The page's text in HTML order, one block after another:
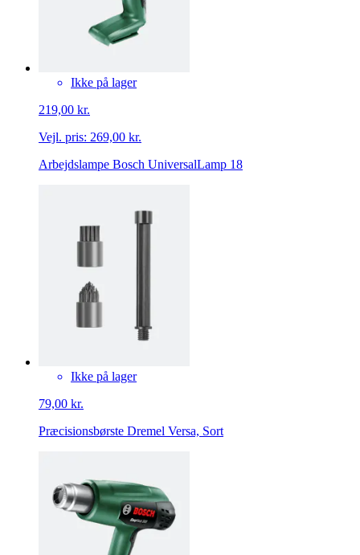
Ikke på lager
219,00 kr.
Vejl. pris: 269,00 kr.
Arbejdslampe Bosch UniversalLamp 18
Ikke på lager
79,00 kr.
Præcisionsbørste Dremel Versa, Sort